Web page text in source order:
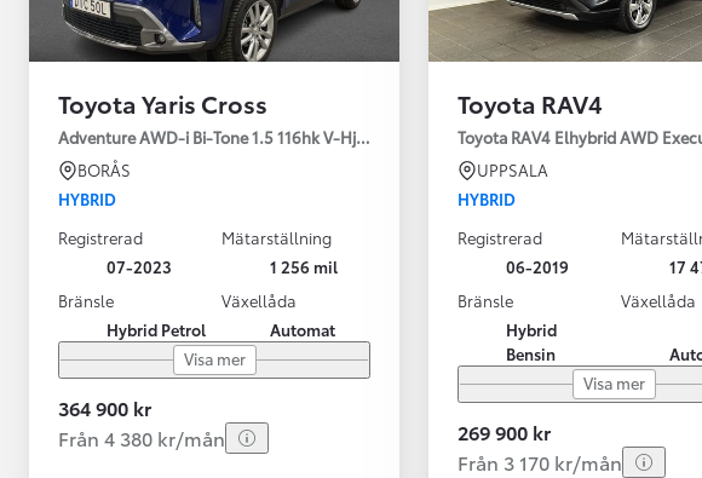
Från 360 900 kr
Från 3 548 kr/mån
Easy Billån
Toyota GR Supra
BENSIN
Toyota Yaris Cross
Adventure AWD-i Bi-Tone 1.5 116hk V-Hjul Drag JBL
BORÅS
HYBRID
Registrerad
07-2023
Mätarställning
1 256 mil
Bränsle
Hybrid Petrol
Växellåda
Automat
Visa mer
364 900 kr
Från 4 380 kr/mån
Toyota RAV4
Toyota RAV4 Elhybrid AWD
UPPSALA
HYBRID
Registrerad
06-2019
17
Bränsle
Hybrid
Bensin
Växellåda
Visa mer
269 900 kr
Från 3 170 kr/mån